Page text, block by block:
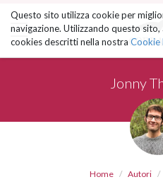
ai
contenuti.
|
Salta
Questo sito utilizza cookie per
navigazione. Utilizzando questo
cookies descritti nella nostra Cookie
Jonny
Home Autori